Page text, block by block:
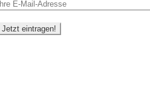
Jetzt eintragen!